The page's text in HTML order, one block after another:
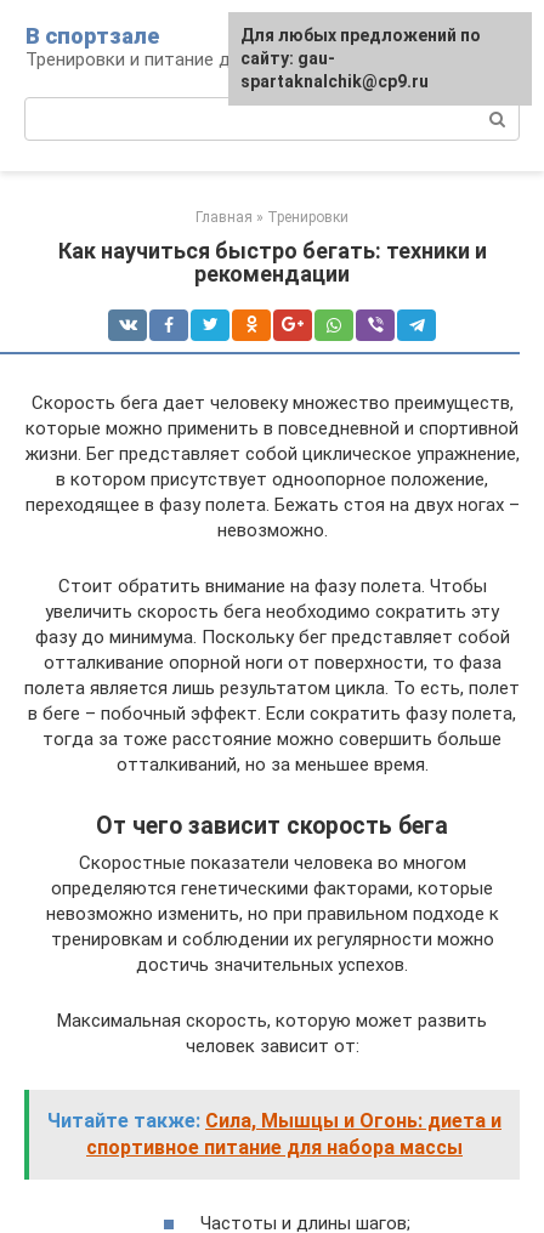
контенту
В спортзале
Тренировки и питание для здоровья
Главная » Тренировки
Как научиться быстро бегать: техники и
рекомендации
Скорость бега дает человеку множество преимуществ,
которые можно применить в повседневной и спортивной
жизни. Бег представляет собой циклическое упражнение,
в котором присутствует одноопорное положение,
переходящее в фазу полета. Бежать стоя на двух ногах –
невозможно.
Стоит обратить внимание на фазу полета. Чтобы
увеличить скорость бега необходимо сократить эту
фазу до минимума. Поскольку бег представляет собой
отталкивание опорной ноги от поверхности, то фаза
полета является лишь результатом цикла. То есть, полет
в беге – побочный эффект. Если сократить фазу полета,
тогда за тоже расстояние можно совершить больше
отталкиваний, но за меньшее время.
От чего зависит скорость бега
Скоростные показатели человека во многом
определяются генетическими факторами, которые
невозможно изменить, но при правильном подходе к
тренировкам и соблюдении их регулярности можно
достичь значительных успехов.
Максимальная скорость, которую может развить
человек зависит от:
Читайте также: Сила, Мышцы и Огонь: диета и
спортивное питание для набора массы
Частоты и длины шагов;
Для любых предложений по
сайту: gau-
spartaknalchik@cp9.ru